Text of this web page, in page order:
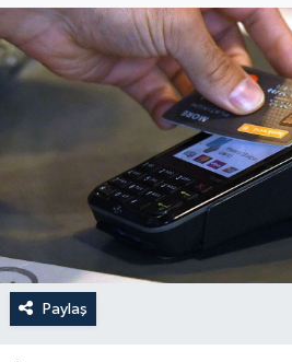
Paylaş
Haberler
KANALV Spor
Kültür Sanat
Magazin
Öğle Bülteni
Sağlık